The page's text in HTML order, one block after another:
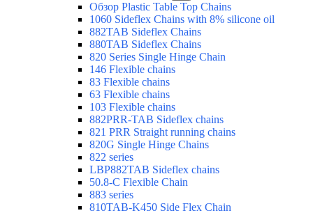
Обзор Plastic Table Top Chains
1060 Sideflex Chains with 8% silicone oil
882TAB Sideflex Chains
880TAB Sideflex Chains
820 Series Single Hinge Chain
146 Flexible chains
83 Flexible chains
63 Flexible chains
103 Flexible chains
882PRR-TAB Sideflex chains
821 PRR Straight running chains
820G Single Hinge Chains
822 series
LBP882TAB Sideflex chains
50.8-C Flexible Chain
883 series
810TAB-K450 Side Flex Chain